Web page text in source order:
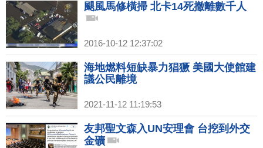
颶風馬修橫掃 北卡14死撤離數千人
2016-10-12 12:37:02
海地燃料短缺暴力猖獗 美國大使館建
議公民離境
2021-11-12 11:19:53
友邦聖文森入UN安理會 台挖到外交
金礦